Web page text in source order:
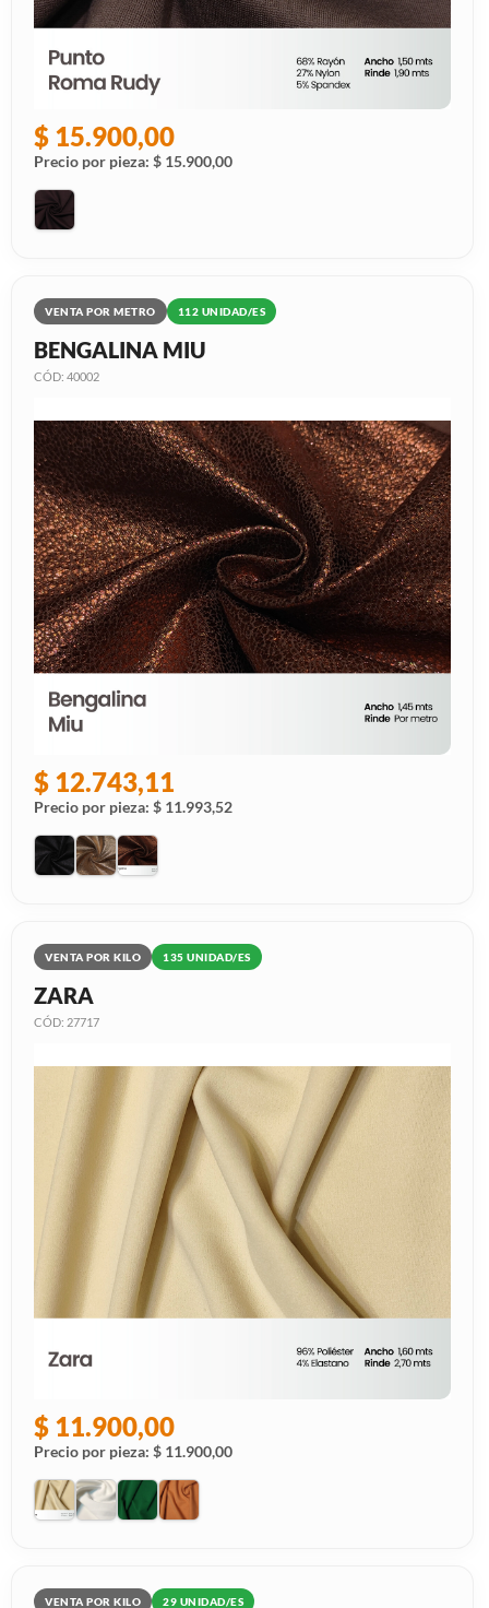
$ 15.900,00
Precio por pieza: $ 15.900,00
VENTA POR METRO 112 UNIDAD/ES
BENGALINA MIU
CÓD: 40002
$ 12.743,11
Precio por pieza: $ 11.993,52
VENTA POR KILO 135 UNIDAD/ES
ZARA
CÓD: 27717
$ 11.900,00
Precio por pieza: $ 11.900,00
VENTA POR KILO 29 UNIDAD/ES